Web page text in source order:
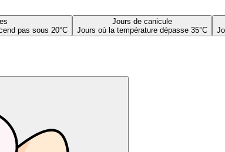
pas sous 20°C
Jours de canicule
Jours où la température dépasse 35°C